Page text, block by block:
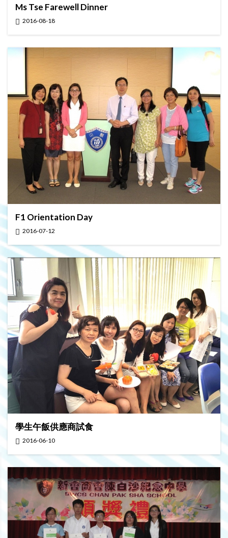
Ms Tse Farewell Dinner
2016-08-18
F1 Orientation Day
2016-07-12
學生午飯供應商試食
2016-06-10